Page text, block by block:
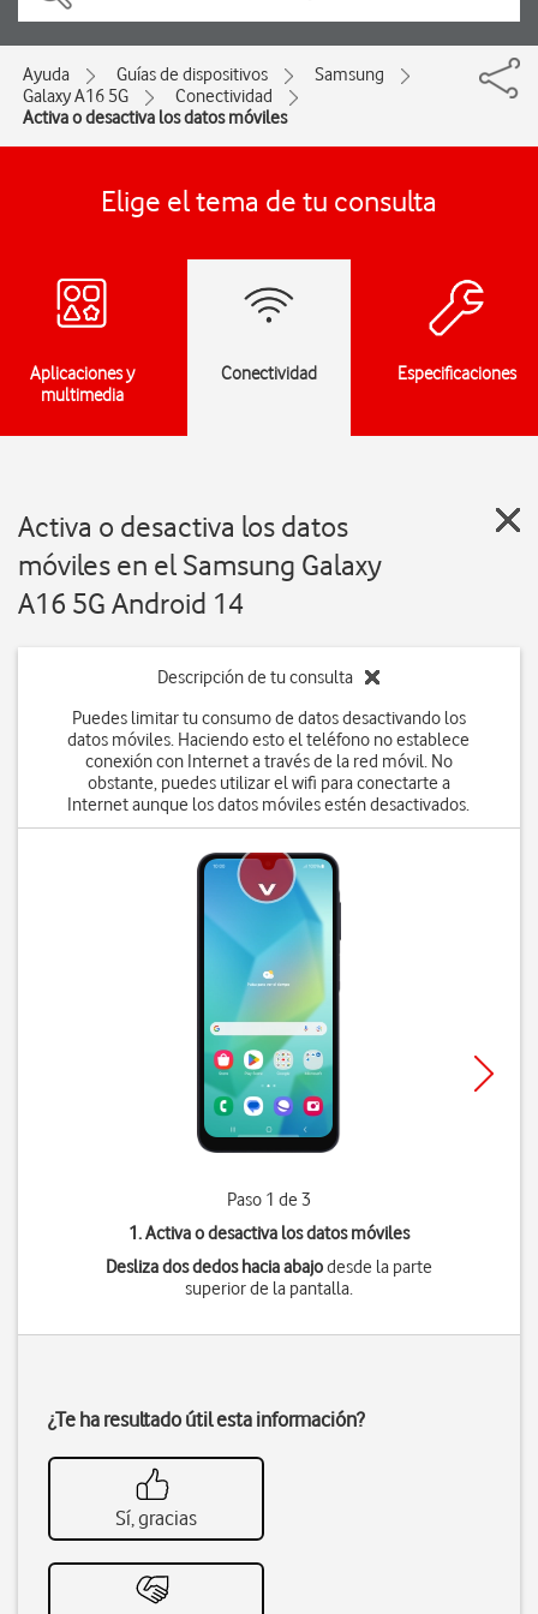
Ayuda Guías de dispositivos
Samsung
Galaxy A16 5G
Conectividad
Activa o desactiva los datos móviles
Elige el tema de tu consulta
Aplicaciones y
multimedia
Conectividad Especificaciones
Activa o desactiva los datos
móviles en el Samsung Galaxy
A16 5G Android 14
Descripción de tu consulta
Puedes limitar tu consumo de datos desactivando los
datos móviles. Haciendo esto el teléfono no establece
conexión con Internet a través de la red móvil. No
obstante, puedes utilizar el wifi para conectarte a
Internet aunque los datos móviles estén desactivados.
Paso 1 de 3
1. Activa o desactiva los datos móviles
Desliza dos dedos hacia abajodesde la parte
superior de la pantalla.
¿Te ha resultado útil esta información?
Sí, gracias